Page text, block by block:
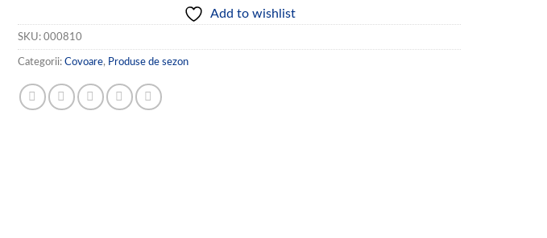
Add to wishlist
SKU: 000810
Categorii: Covoare, Produse de sezon